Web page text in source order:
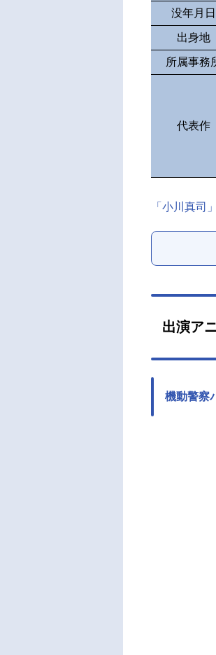
没年月日
出身地
所属事務
代表作
「小川真司
出演ア
機動警察